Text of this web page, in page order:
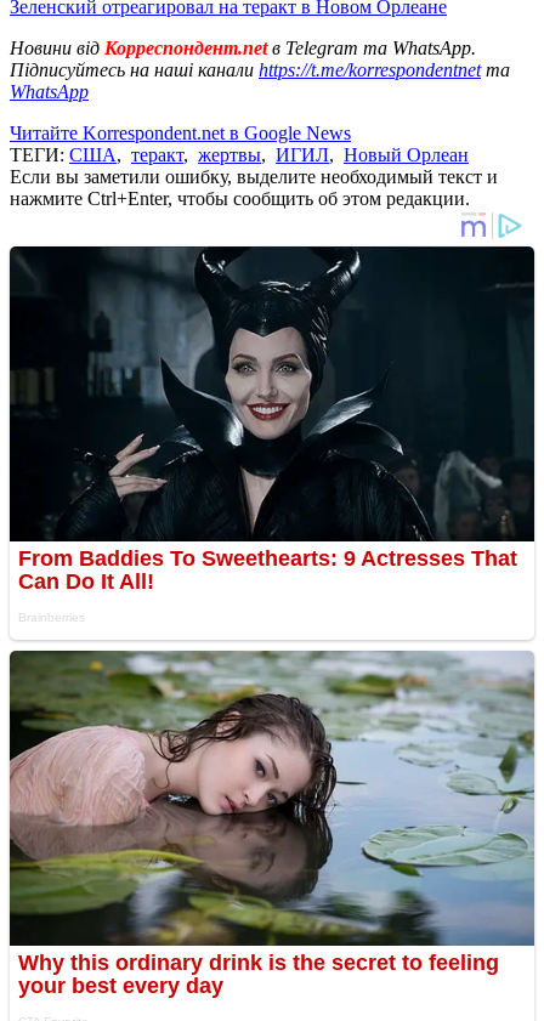
Зеленский отреагировал на теракт в Новом Орлеане
Новини від Корреспондент.netв Telegram та WhatsApp.
Підписуйтесь на наші канали https://t.me/korrespondentnetта
WhatsApp
Читайте Korrespondent.net в Google News
ТЕГИ: США, теракт, жертвы, ИГИЛ, Новый Орлеан
Если вы заметили ошибку, выделите необходимый текст и
нажмите Ctrl+Enter, чтобы сообщить об этом редакции.